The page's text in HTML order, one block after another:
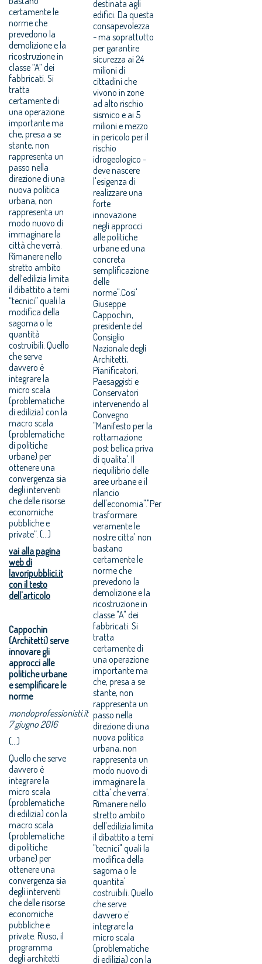
certamente le
norme che
prevedono la
demolizione e la
ricostruzione in
classe “A” dei
fabbricati. Si
tratta
certamente di
una operazione
importante ma
che, presa a se
stante, non
rappresenta un
passo nella
direzione di una
nuova politica
urbana, non
rappresenta un
modo nuovo di
immaginare la
città che verrà.
Rimanere nello
stretto ambito
dell’edilizia limita
il dibattito a temi
“tecnici” quali la
modifica della
sagoma o le
quantità
costruibili. Quello
che serve
davvero è
integrare la
micro scala
(problematiche
di edilizia) con la
macro scala
(problematiche
di politiche
urbane) per
ottenere una
convergenza sia
degli interventi
che delle risorse
economiche
pubbliche e
private”. (...)
vai alla pagina
web di
lavoripubblici.it
con il testo
dell'articolo
Cappochin
(Architetti) serve
innovare gli
approcci alle
politiche urbane
e semplificare le
norme
mondoprofessionisti.it
7 giugno 2016
(...)
Quello che serve
davvero è
integrare la
micro scala
(problematiche
di edilizia) con la
macro scala
(problematiche
di politiche
urbane) per
ottenere una
convergenza sia
degli interventi
che delle risorse
economiche
pubbliche e
private. Riuso, il
programma
degli architetti
destinata agli
edifici. Da questa
consapevolezza
- ma soprattutto
per garantire
sicurezza ai 24
milioni di
cittadini che
vivono in zone
ad alto rischio
sismico e ai 5
milioni e mezzo
in pericolo per il
rischio
idrogeologico -
deve nascere
l'esigenza di
realizzare una
forte
innovazione
negli approcci
alle politiche
urbane ed una
concreta
semplificazione
delle
norme".Cosi'
Giuseppe
Cappochin,
presidente del
Consiglio
Nazionale degli
Architetti,
Pianificatori,
Paesaggisti e
Conservatori
intervenendo al
Convegno
"Manifesto per la
rottamazione
post bellica priva
di qualita'. Il
riequilibrio delle
aree urbane e il
rilancio
dell'economia"."Per
trasformare
veramente le
nostre citta' non
bastano
certamente le
norme che
prevedono la
demolizione e la
ricostruzione in
classe "A" dei
fabbricati. Si
tratta
certamente di
una operazione
importante ma
che, presa a se
stante, non
rappresenta un
passo nella
direzione di una
nuova politica
urbana, non
rappresenta un
modo nuovo di
immaginare la
citta' che verra'.
Rimanere nello
stretto ambito
dell'edilizia limita
il dibattito a temi
"tecnici" quali la
modifica della
sagoma o le
quantita'
costruibili. Quello
che serve
davvero e'
integrare la
micro scala
(problematiche
di edilizia) con la